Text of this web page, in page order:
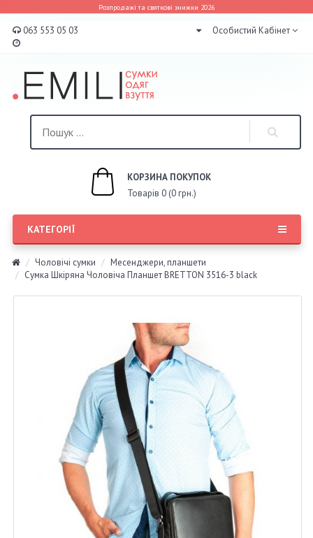
Розпродажі та святкові знижки 2026
063 553 05 03 Особистий Кабінет
КОРЗИНА ПОКУПОК
Товарів 0 (0 грн.)
КАТЕГОРІЇ
Чоловічі сумки
Месенджери, планшети
Сумка Шкіряна Чоловіча Планшет BRETTON 3516-3 black